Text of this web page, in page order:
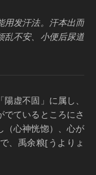
乱不安、小便后尿道
虚不固」に属し、
ているところにさ
（心神恍惚）、心が
、禹余粮[うよりょ